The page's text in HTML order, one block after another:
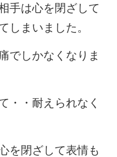
手は心を閉ざして
しまいました。
でしかなくなりま
・・耐えられなく
を閉ざして表情も